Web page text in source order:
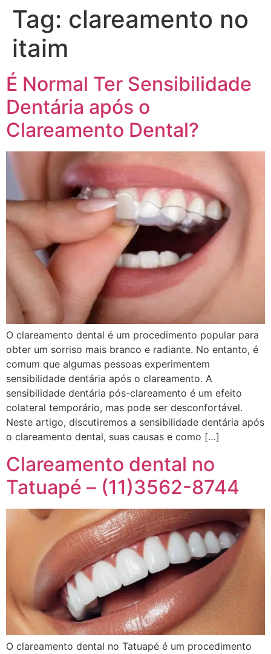
Tag: clareamento no
itaim
É Normal Ter Sensibilidade
Dentária após o
Clareamento Dental?
O clareamento dental é um procedimento popular para
obter um sorriso mais branco e radiante. No entanto, é
comum que algumas pessoas experimentem
sensibilidade dentária após o clareamento. A
sensibilidade dentária pós-clareamento é um efeito
colateral temporário, mas pode ser desconfortável.
Neste artigo, discutiremos a sensibilidade dentária após
o clareamento dental, suas causas e como […]
Clareamento dental no
Tatuapé – (11)3562-8744
O clareamento dental no Tatuapé é um procedimento